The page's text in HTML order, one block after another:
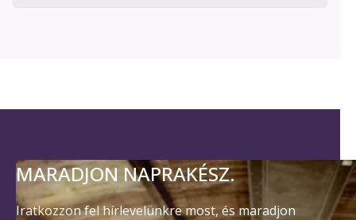
MARADJON NAPRAKÉSZ.
Iratkozzon fel hírlevelünkre most, és maradjon